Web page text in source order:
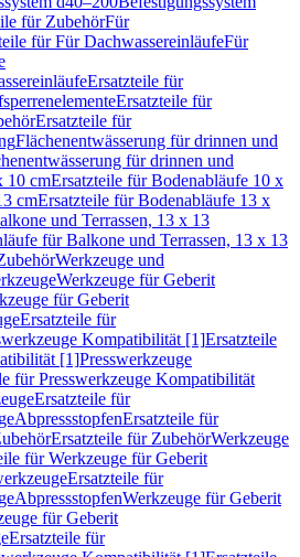
für ZubehörFür
für Für DachwassereinläufeFür
Ersatzteile für
Ersatzteile für
Ersatzteile für
Flächenentwässerung für drinnen und
für drinnen und
10 cmErsatzteile für Bodenabläufe 10 x
cmErsatzteile für Bodenabläufe 13 x
und Terrassen, 13 x 13
für Balkone und Terrassen, 13 x 13
Werkzeuge und
Werkzeuge für Geberit
für Geberit
Ersatzteile für
Kompatibilität [1]Ersatzteile
[1]Presswerkzeuge
für Presswerkzeuge Kompatibilität
Ersatzteile für
AbpressstopfenErsatzteile für
Ersatzteile für ZubehörWerkzeuge
für Werkzeuge für Geberit
Ersatzteile für
AbpressstopfenWerkzeuge für Geberit
für Geberit
Ersatzteile für